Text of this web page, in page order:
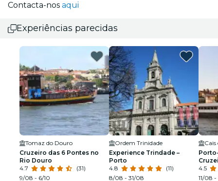
Contacta-nos aqui
Experiências parecidas
Tomaz do Douro
Cruzeiro das 6 Pontes no
Rio Douro
4.7
(31)
9/08 - 6/10
Ordem Trinidade
Experience Trindade –
Porto
4.8
(11)
8/08 - 31/08
4.5
11/08 -